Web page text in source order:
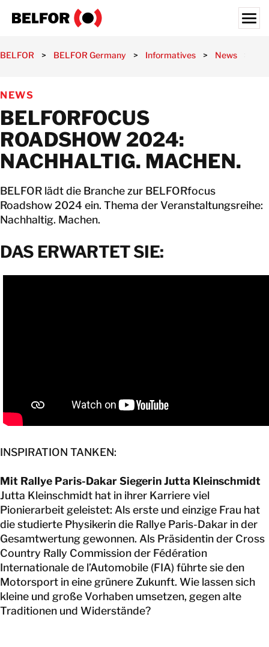
UNSERE LEISTUNGEN
SPEZIAL-BRANCHEN
INFORMATIVES
JOBS
ÜBER UNS
STANDORTE
KONTAKT
BELFOR > BELFOR Germany > Informatives > News
NEWS
BELFORFOCUS
ROADSHOW 2024:
NACHHALTIG. MACHEN.
BELFOR lädt die Branche zur BELFORfocus
Roadshow 2024 ein. Thema der Veranstaltungsreihe:
Nachhaltig. Machen.
DAS ERWARTET SIE:
INSPIRATION TANKEN:
Mit Rallye Paris-Dakar Siegerin Jutta Kleinschmidt
Jutta Kleinschmidt hat in ihrer Karriere viel
Pionierarbeit geleistet: Als erste und einzige Frau hat
die studierte Physikerin die Rallye Paris-Dakar in der
Gesamtwertung gewonnen. Als Präsidentin der Cross
Country Rally Commission der Fédération
Internationale de l’Automobile (FIA) führte sie den
Motorsport in eine grünere Zukunft. Wie lassen sich
kleine und große Vorhaben umsetzen, gegen alte
Traditionen und Widerstände?